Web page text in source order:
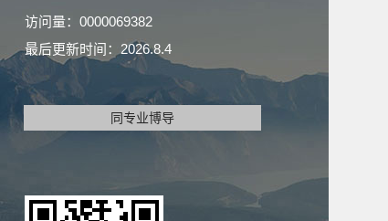
访问量： 0000069382
最后更新时间： 2026.8.4
同专业博导